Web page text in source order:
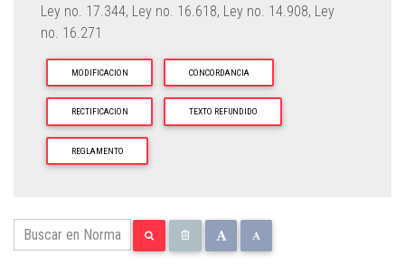
Ley no. 17.344, Ley no. 16.618, Ley no. 14.908, Ley
no. 16.271
MODIFICACION CONCORDANCIA
RECTIFICACION TEXTO REFUNDIDO
REGLAMENTO